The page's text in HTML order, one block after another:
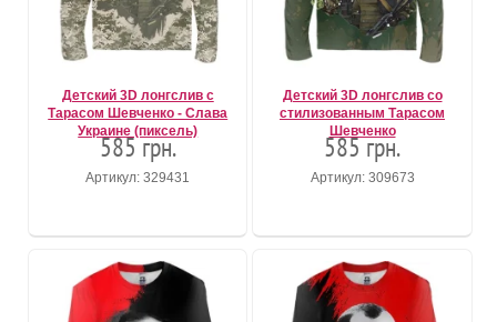
Детский 3D лонгслив с
Тарасом Шевченко - Слава
Украине (пиксель)
585 грн.
Артикул: 329431
Детский 3D лонгслив со
стилизованным Тарасом
Шевченко
585 грн.
Артикул: 309673